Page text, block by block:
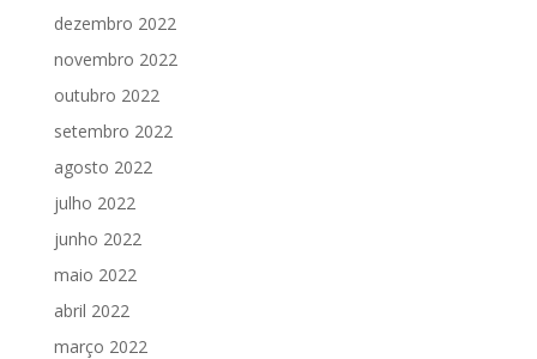
dezembro 2022
novembro 2022
outubro 2022
setembro 2022
agosto 2022
julho 2022
junho 2022
maio 2022
abril 2022
março 2022